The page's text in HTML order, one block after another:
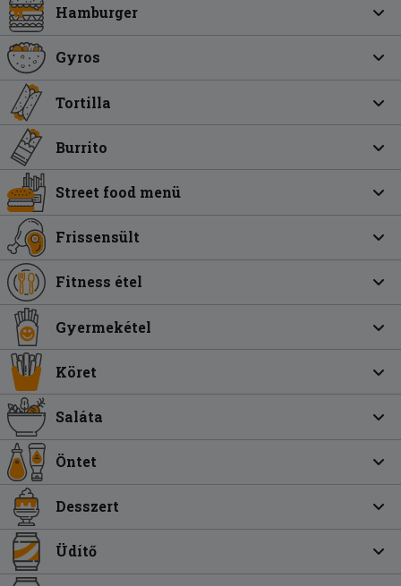
Hamburger
Gyros
Tortilla
Burrito
Street food menü
Frissensült
Fitness étel
Gyermekétel
Köret
Saláta
Öntet
Desszert
Üdítő